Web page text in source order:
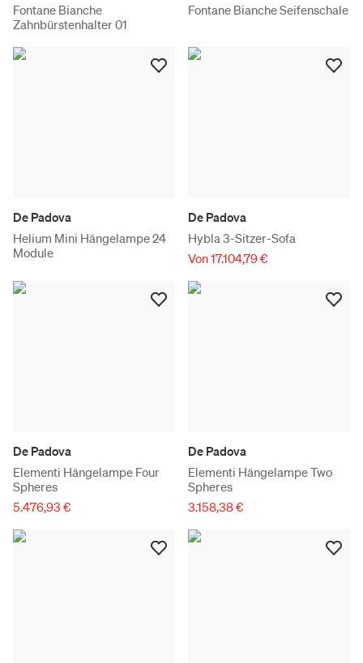
Fontane Bianche
Zahnbürstenhalter 01
Fontane Bianche Seifenschale
De Padova
Helium Mini Hängelampe 24
Module
De Padova
Hybla 3-Sitzer-Sofa
Von 17.104,79 €
De Padova
Elementi Hängelampe Four
Spheres
5.476,93 €
De Padova
Elementi Hängelampe Two
Spheres
3.158,38 €